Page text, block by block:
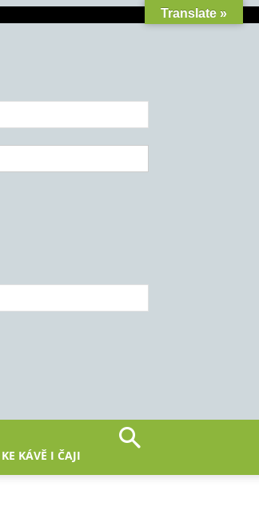
KE KÁVĚ I ČAJI
Translate »